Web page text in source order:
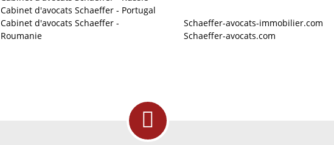
Cabinet d'avocats Schaeffer - Portugal
Cabinet d'avocats Schaeffer -
Roumanie
Schaeffer-avocats-immobilier.com
Schaeffer-avocats.com